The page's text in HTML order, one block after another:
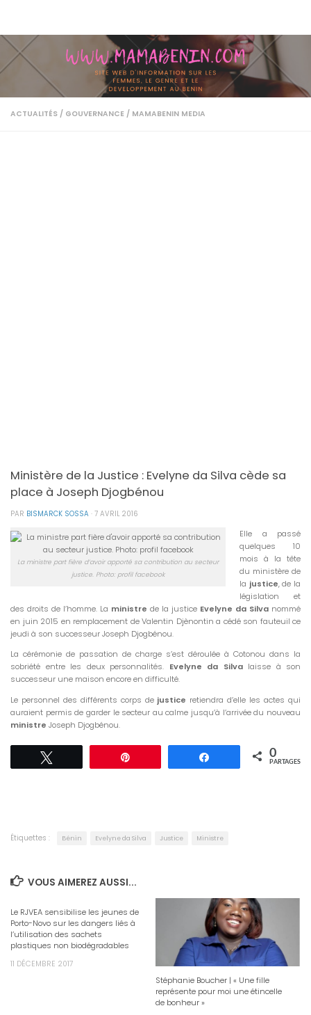
ACTUALITÉS / GOUVERNANCE / MAMABENIN MEDIA
Ministère de la Justice : Evelyne da Silva cède sa
place à Joseph Djogbénou
PAR BISMARCK SOSSA · 7 AVRIL 2016
La ministre part fière d’avoir apporté sa contribution au secteur
justice. Photo: profil facebook
Elle a passé
quelques 10
mois à la tête
du ministère de
la justice, de la
législation et
des droits de l’homme. La ministre de la justice Evelyne da Silva nommé
en juin 2015 en remplacement de Valentin Djènontin a cédé son fauteuil ce
jeudi à son successeur Joseph Djogbénou.
La cérémonie de passation de charge s’est déroulée à Cotonou dans la
sobriété entre les deux personnalités. Evelyne da Silvalaisse à son
successeur une maison encore en difficulté.
Le personnel des différents corps de justice retiendra d’elle les actes qui
auraient permis de garder le secteur au calme jusqu’à l’arrivée du nouveau
ministre Joseph Djogbénou.
Partagez 0
PARTAGES
Étiquettes : Bénin Evelyne da Silva Justice Ministre
VOUS AIMEREZ AUSSI...
Le RJVEA sensibilise les jeunes de
Porto-Novo sur les dangers liés à
l’utilisation des sachets
plastiques non biodégradables
11 DÉCEMBRE 2017
Stéphanie Boucher | « Une fille
représente pour moi une étincelle
de bonheur »